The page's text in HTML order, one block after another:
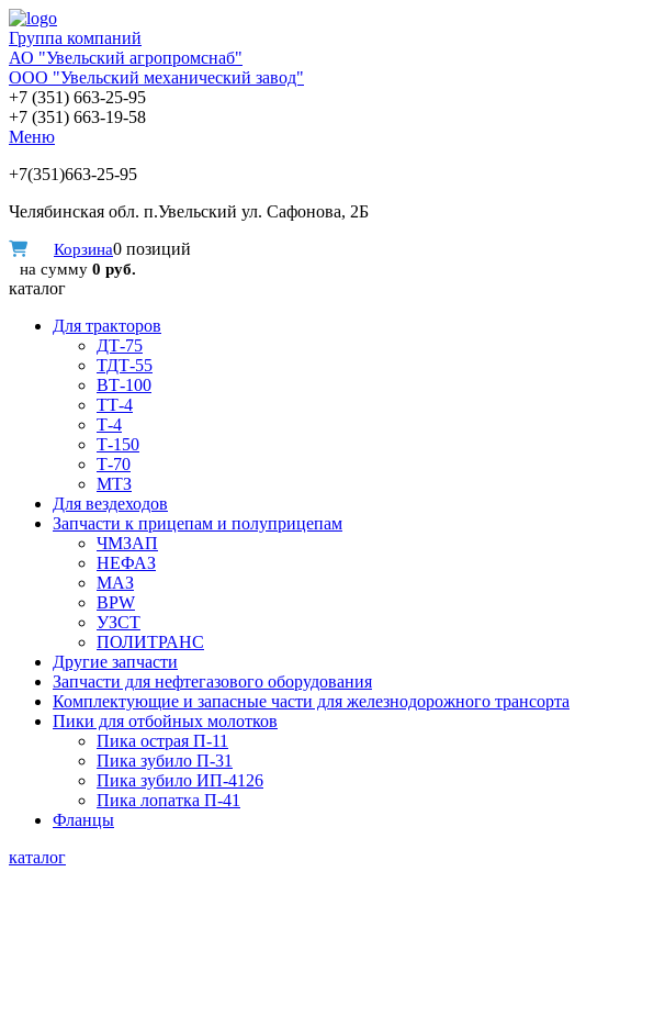
Группа компаний
АО "Увельский агропромснаб"
ООО "Увельский механический завод"
+7 (351) 663-25-95
+7 (351) 663-19-58
Меню
+7(351)663-25-95
Челябинская обл. п.Увельский ул. Сафонова, 2Б
Корзина0 позиций
на сумму 0 руб.
каталог
Для тракторов
ДТ-75
ТДТ-55
ВТ-100
ТТ-4
Т-4
Т-150
Т-70
МТЗ
Для вездеходов
Запчасти к прицепам и полуприцепам
ЧМЗАП
НЕФАЗ
МАЗ
BPW
УЗСТ
ПОЛИТРАНС
Другие запчасти
Запчасти для нефтегазового оборудования
Комплектующие и запасные части для железнодорожного трансорта
Пики для отбойных молотков
Пика острая П-11
Пика зубило П-31
Пика зубило ИП-4126
Пика лопатка П-41
Фланцы
каталог